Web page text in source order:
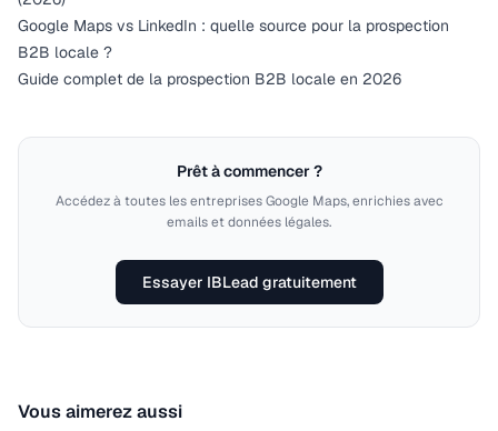
Google Maps vs LinkedIn : quelle source pour la prospection
B2B locale ?
Guide complet de la prospection B2B locale en 2026
Prêt à commencer ?
Accédez à toutes les entreprises Google Maps, enrichies avec
emails et données légales.
Essayer IBLead gratuitement
Vous aimerez aussi